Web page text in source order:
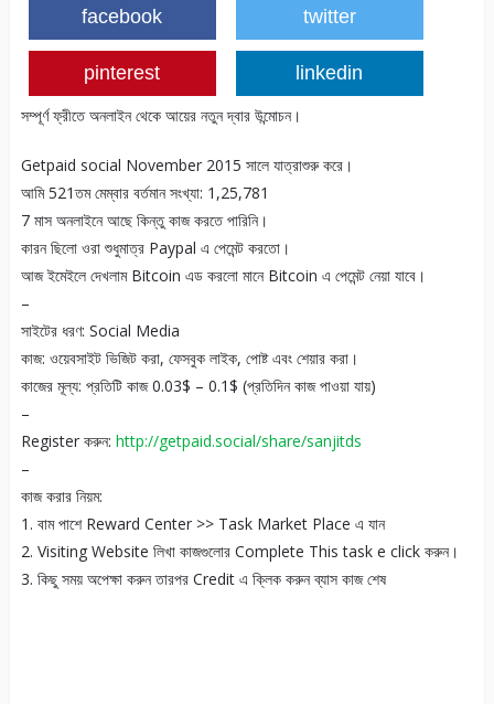
facebook twitter
pinterest linkedin
সম্পূর্ণ ফ্রীতে অনলাইন থেকে আয়ের নতুন দ্বার উন্মোচন।
Getpaid social November 2015 সালে যাত্রাশুরু করে।
আমি 521তম মেম্বার বর্তমান সংখ্যা: 1,25,781
7 মাস অনলাইনে আছে কিন্তু কাজ করতে পারিনি।
কারন ছিলো ওরা শুধুমাত্র Paypal এ পেমেন্ট করতো।
আজ ইমেইলে দেখলাম Bitcoin এড করলো মানে Bitcoin এ পেমেন্ট নেয়া যাবে।
–
সাইটের ধরণ: Social Media
কাজ: ওয়েবসাইট ভিজিট করা, ফেসবুক লাইক, পোষ্ট এবং শেয়ার করা।
কাজের মূল্য: প্রতিটি কাজ 0.03$ – 0.1$ (প্রতিদিন কাজ পাওয়া যায়)
–
Register করুন: http://getpaid.social/share/sanjitds
–
কাজ করার নিয়ম:
1. বাম পাশে Reward Center >> Task Market Place এ যান
2. Visiting Website লিখা কাজগুলোর Complete This task e click করুন।
3. কিছু সময় অপেক্ষা করুন তারপর Credit এ ক্লিক করুন ব্যাস কাজ শেষ